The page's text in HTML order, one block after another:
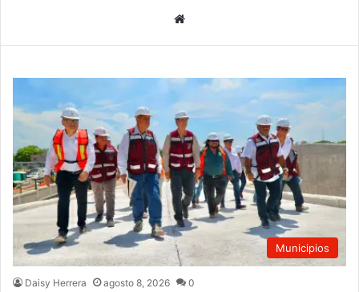
Municipios
Daisy Herrera agosto 8, 2026 0